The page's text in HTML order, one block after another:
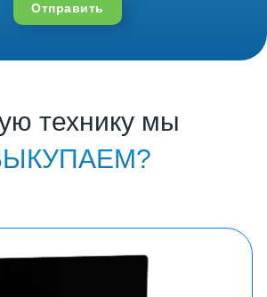
Отправить
технику мы